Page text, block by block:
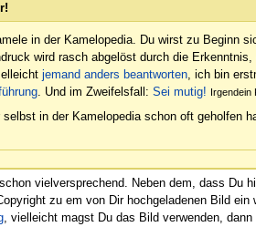
in der Kamelopedia. Du wirst zu Beginn
wird rasch abgelöst durch die
jemand anders beantworten, ich bin
. Und im Zweifelsfall: Sei mutig! Irgendein
in der Kamelopedia schon oft geholfen
vielversprechend. Neben dem, dass
zu em von Dir hochgeladenen Bild
, vielleicht magst Du das Bild verwenden,